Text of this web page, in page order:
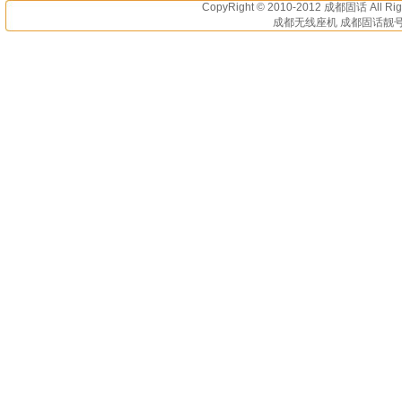
CopyRight © 2010-2012 成都固话All
成都无线座机 成都固话靓